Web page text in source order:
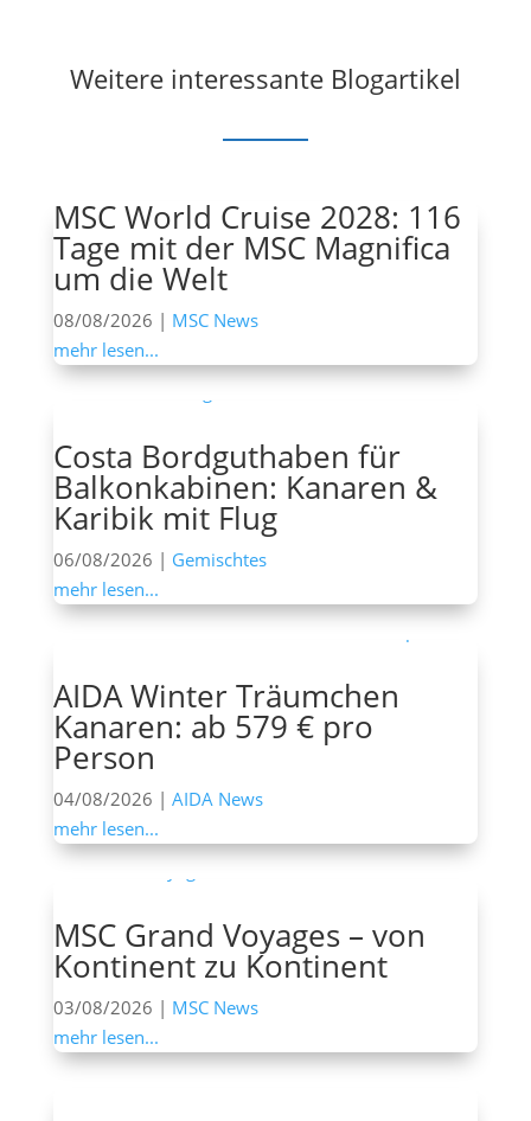
Weitere interessante Blogartikel
MSC World Cruise 2028: 116
Tage mit der MSC Magnifica
um die Welt
08/08/2026 | MSC News
mehr lesen...
Costa Bordguthaben für
Balkonkabinen: Kanaren &
Karibik mit Flug
06/08/2026 | Gemischtes
mehr lesen...
AIDA Winter Träumchen
Kanaren: ab 579 € pro
Person
04/08/2026 | AIDA News
mehr lesen...
MSC Grand Voyages – von
Kontinent zu Kontinent
03/08/2026 | MSC News
mehr lesen...